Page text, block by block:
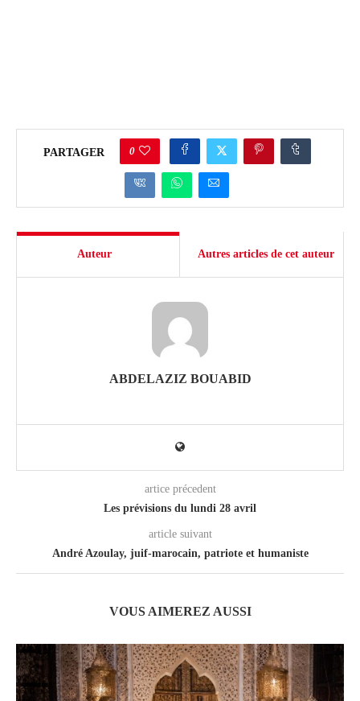
PARTAGER 0
Auteur Autres articles de cet auteur
ABDELAZIZ BOUABID
artice précedent
Les prévisions du lundi 28 avril
article suivant
André Azoulay, juif-marocain, patriote et humaniste
VOUS AIMEREZ AUSSI